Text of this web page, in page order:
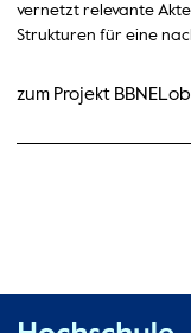
vernetzt relevante
Strukturen für eine
zum Projekt